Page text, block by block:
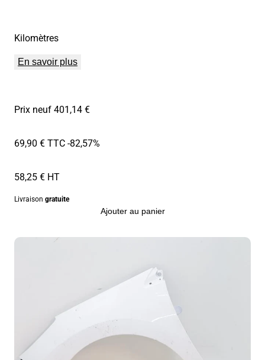
Kilomètres
En savoir plus
Prix neuf 401,14 €
69,90 € TTC-82,57%
58,25 € HT
Livraison gratuite
Ajouter au panier